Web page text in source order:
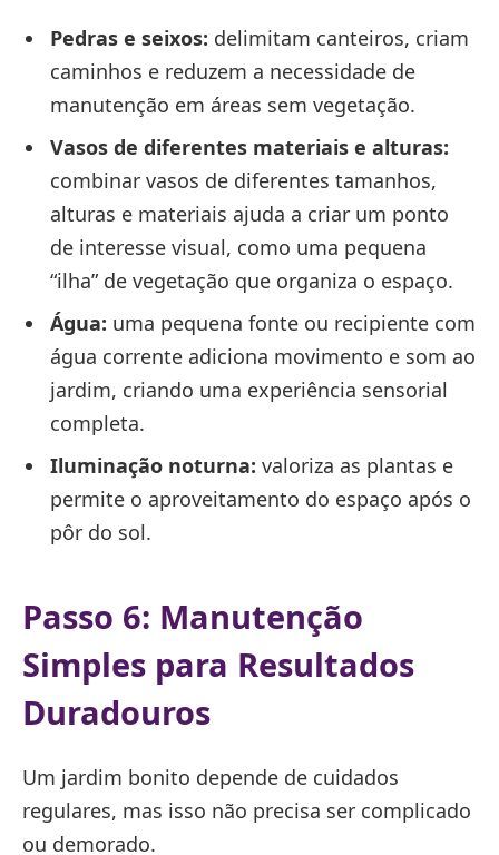
Pedras e seixos: delimitam canteiros, criam
caminhos e reduzem a necessidade de
manutenção em áreas sem vegetação.
Vasos de diferentes materiais e alturas:
combinar vasos de diferentes tamanhos,
alturas e materiais ajuda a criar um ponto
de interesse visual, como uma pequena
“ilha” de vegetação que organiza o espaço.
Água: uma pequena fonte ou recipiente com
água corrente adiciona movimento e som ao
jardim, criando uma experiência sensorial
completa.
Iluminação noturna: valoriza as plantas e
permite o aproveitamento do espaço após o
pôr do sol.
Passo 6: Manutenção
Simples para Resultados
Duradouros
Um jardim bonito depende de cuidados
regulares, mas isso não precisa ser complicado
ou demorado.